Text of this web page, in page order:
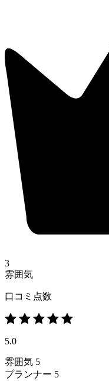
3
雰囲気
口コミ点数
5.0
雰囲気 5
プランナー 5